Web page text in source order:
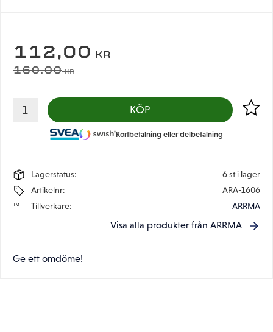
NEDSATT PRIS:
112,00 KR
ORDINARIE PRIS:
160,00KR
KÖP Lägg
Kortbetalning eller delbetalning
Lagerstatus
6 st i lager
Artikelnr
ARA-1606
Tillverkare
ARRMA
Visa alla produkter från ARRMA
Ge ett omdöme!